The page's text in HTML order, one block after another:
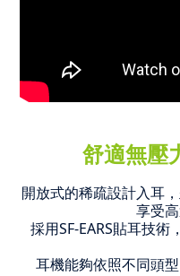
舒適無壓
開放式的稀疏設計入耳，
享受高
採用SF-EARS貼耳技術
耳機能夠依照不同頭型